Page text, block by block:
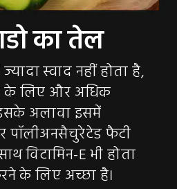
एवोकाडो का तेल
स्वाद नहीं होता है,
के लिए और अधिक
अलावा इसमें
पॉलीअनसैचुरेटेड फैटी
विटामिन-E भी होता
के लिए अच्छा है।